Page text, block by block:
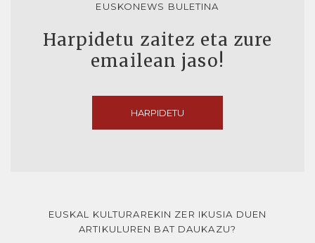
EUSKONEWS BULETINA
Harpidetu zaitez eta zure
emailean jaso!
HARPIDETU
EUSKAL KULTURAREKIN ZER IKUSIA DUEN
ARTIKULUREN BAT DAUKAZU?